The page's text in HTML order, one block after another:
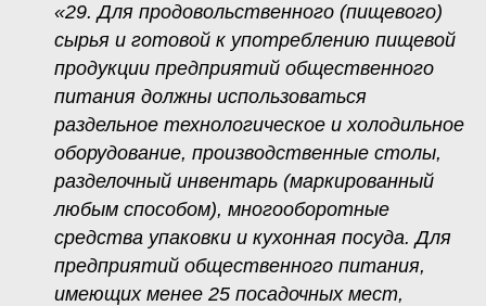
«29. Для продовольственного (пищевого)
сырья и готовой к употреблению пищевой
продукции предприятий общественного
питания должны использоваться
раздельное технологическое и холодильное
оборудование, производственные столы,
разделочный инвентарь (маркированный
любым способом), многооборотные
средства упаковки и кухонная посуда. Для
предприятий общественного питания,
имеющих менее 25 посадочных мест,